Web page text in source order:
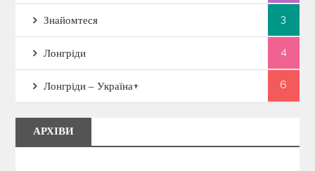
Знайомтеся 3
Лонгріди 4
Лонгріди – Україна+ 6
АРХІВИ